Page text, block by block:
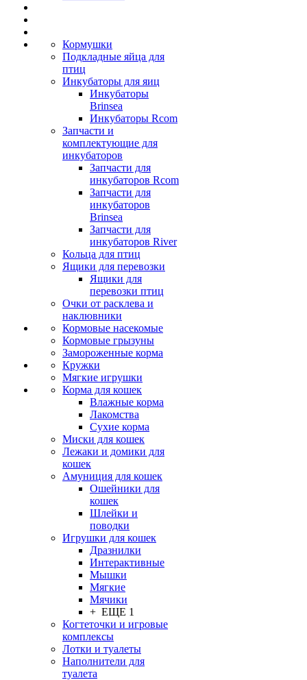
Кормушки
Подкладные яйца для
птиц
Инкубаторы для яиц
Инкубаторы
Brinsea
Инкубаторы Rcom
Запчасти и
комплектующие для
инкубаторов
Запчасти для
инкубаторов Rcom
Запчасти для
инкубаторов
Brinsea
Запчасти для
инкубаторов River
Кольца для птиц
Ящики для перевозки
Ящики для
перевозки птиц
Очки от расклева и
наклювники
Кормовые насекомые
Кормовые грызуны
Замороженные корма
Кружки
Мягкие игрушки
Корма для кошек
Влажные корма
Лакомства
Сухие корма
Миски для кошек
Лежаки и домики для
кошек
Амуниция для кошек
Ошейники для
кошек
Шлейки и
поводки
Игрушки для кошек
Дразнилки
Интерактивные
Мышки
Мягкие
Мячики
+ ЕЩЕ 1
Когтеточки и игровые
комплексы
Лотки и туалеты
Наполнители для
туалета